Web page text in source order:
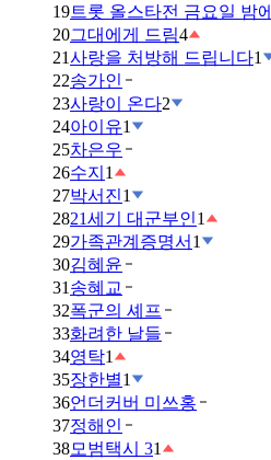
19트롯 올스타전 금요일 밤에
20그대에게 드림4
21사랑을 처방해 드립니다1
22송가인
23사랑이 온다2
24아이유1
25차은우
26수지 1
27박서진1
2821세기 대군부인1
29가족관계증명서 1
30김혜윤
31 송혜교
32폭군의 셰프
33화려한 날들
34영탁1
35장한별1
36언더커버 미쓰홍
37정해인
38모범택시 31